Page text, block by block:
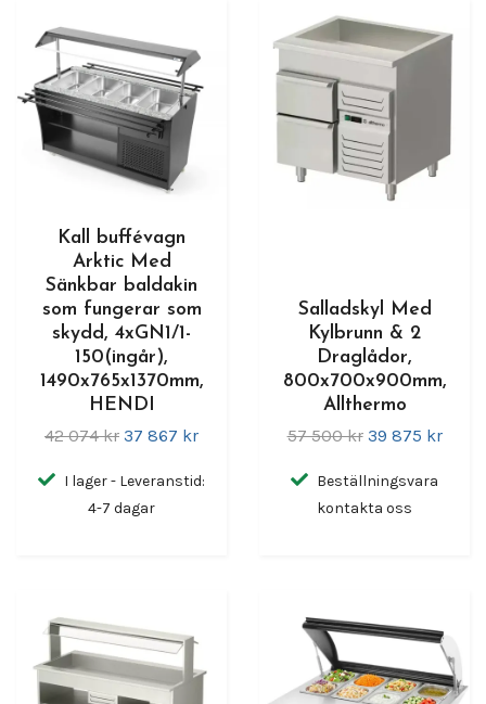
Kall buffévagn
Arktic Med
Sänkbar baldakin
som fungerar som
skydd, 4xGN1/1-
150(ingår),
1490x765x1370mm,
HENDI
42 074 kr 37 867 kr
I lager - Leveranstid:
4-7 dagar
Salladskyl Med
Kylbrunn & 2
Draglådor,
800x700x900mm,
Allthermo
57 500 kr 39 875 kr
Beställningsvara
kontakta oss